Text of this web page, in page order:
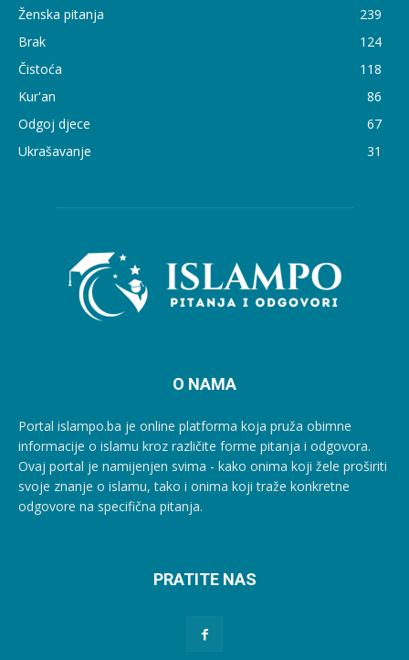
Ženska pitanja
239
Brak
124
Čistoća
118
Kur'an
86
Odgoj djece
67
Ukrašavanje
31
O NAMA
Portal islampo.ba je online platforma koja pruža obimne
informacije o islamu kroz različite forme pitanja i odgovora.
Ovaj portal je namijenjen svima - kako onima koji žele proširiti
svoje znanje o islamu, tako i onima koji traže konkretne
odgovore na specifična pitanja.
PRATITE NAS